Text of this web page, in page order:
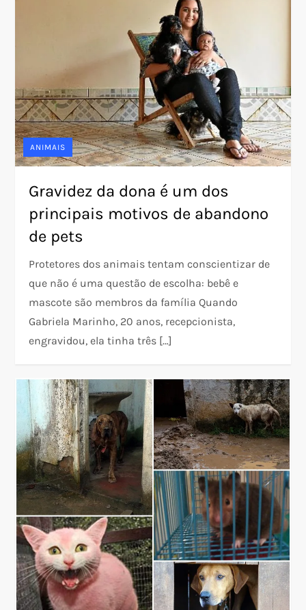
ANIMAIS
Gravidez da dona é um dos
principais motivos de abandono
de pets
Protetores dos animais tentam conscientizar de
que não é uma questão de escolha: bebê e
mascote são membros da família Quando
Gabriela Marinho, 20 anos, recepcionista,
engravidou, ela tinha três […]